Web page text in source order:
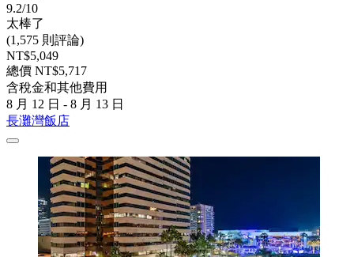
9.2/10
太棒了
(1,575 則評論)
NT$5,049
總價 NT$5,717
含稅金和其他費用
8 月 12 日 - 8 月 13 日
長灘灣飯店